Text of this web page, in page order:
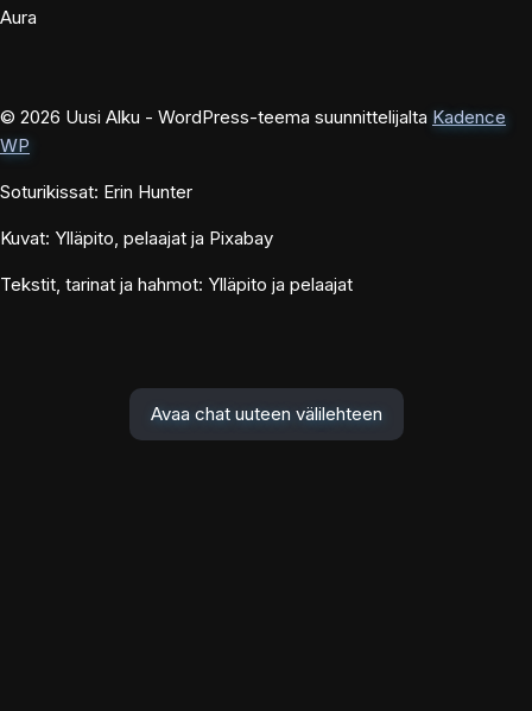
Aura
© 2026 Uusi Alku - WordPress-teema suunnittelijalta Kadence
WP
Soturikissat: Erin Hunter
Kuvat: Ylläpito, pelaajat ja Pixabay
Tekstit, tarinat ja hahmot: Ylläpito ja pelaajat
Avaa chat uuteen välilehteen